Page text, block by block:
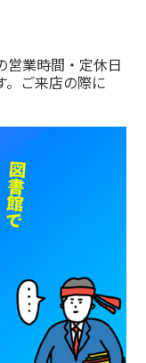
営業時間・定休日
。ご来店の際に